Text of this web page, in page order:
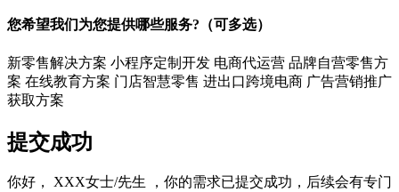
您希望我们为您提供哪些服务?（可多选）
新零售解决方案 小程序定制开发 电商代运营 品牌自营零售方
案 在线教育方案 门店智慧零售 进出口跨境电商 广告营销推广
获取方案
提交成功
你好， XXX女士/先生
，你的需求已提交成功，后续会有专门